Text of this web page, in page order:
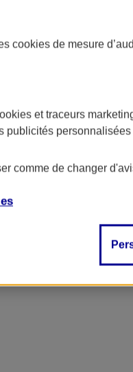
cookies de mesure
et traceurs
publicités
comme de changer